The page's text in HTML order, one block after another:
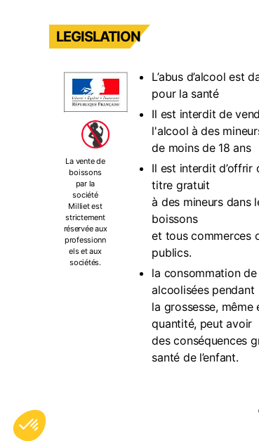
LEGISLATION
La vente de
boissons
par la
société
Milliet est
strictement
réservée aux
professionn
els et aux
sociétés.
L’abus d’alcool est
pour la santé
Il est interdit de
l'alcool à des
de moins de 18 ans
Il est interdit d’offrir
titre gratuit
à des mineurs dans
boissons
et tous commerces
publics.
la consommation
alcoolisées pendant
la grossesse, même
quantité, peut avoir
des conséquences
santé de l’enfant.